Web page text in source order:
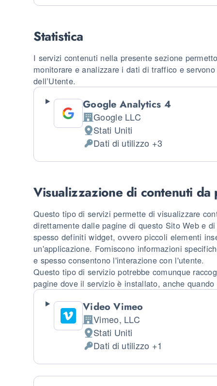
Statistica
I servizi contenuti nella presente sezione
monitorare e analizzare i dati di traffico e
dell’Utente.
Google Analytics 4
Azienda:
Google LLC
Luogo del trattamento:
Stati Uniti
Dati Personali trattati:
Dati di utilizzo +3
Visualizzazione di contenuti da
Questo tipo di servizi permette di visualizzare
direttamente dalle pagine di questo Sito Web e
spesso definiti widget, ovvero piccoli elementi
un'applicazione. Forniscono informazioni
e spesso consentono l'interazione con l'utente.
Questo tipo di servizio potrebbe comunque
pagine dove il servizio è installato, anche
Video Vimeo
Azienda:
Vimeo, LLC
Luogo del trattamento:
Stati Uniti
Dati Personali trattati:
Dati di utilizzo +1